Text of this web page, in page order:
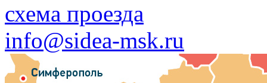
схема проезда
info@sidea-msk.ru